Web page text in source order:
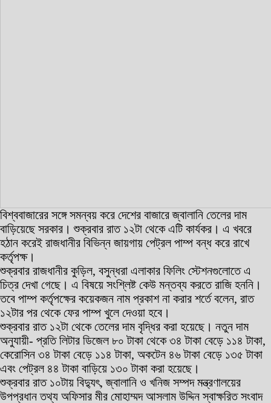
বিশ্ববাজারের সঙ্গে সমন্বয় করে দেশের বাজারে জ্বালানি তেলের দাম
বাড়িয়েছে সরকার। শুক্রবার রাত ১২টা থেকে এটি কার্যকর। এ খবরে
হঠান করেই রাজধানীর বিভিন্ন জায়গায় পেট্রল পাম্প বন্ধ করে রাখে
কর্তৃপক্ষ।
শুক্রবার রাজধানীর কুড়িল, বসুন্ধরা এলাকার ফিলিং স্টেশনগুলোতে এ
চিত্র দেখা গেছে। এ বিষয়ে সংশ্লিষ্ট কেউ মন্তব্য করতে রাজি হননি।
তবে পাম্প কর্তৃপক্ষের কয়েকজন নাম প্রকাশ না করার শর্তে বলেন, রাত
১২টার পর থেকে ফের পাম্প খুলে দেওয়া হবে।
শুক্রবার রাত ১২টা থেকে তেলের দাম বৃদ্ধির করা হয়েছে। নতুন দাম
অনুযায়ী- প্রতি লিটার ডিজেল ৮০ টাকা থেকে ৩৪ টাকা বেড়ে ১১৪ টাকা,
কেরোসিন ৩৪ টাকা বেড়ে ১১৪ টাকা, অকটেন ৪৬ টাকা বেড়ে ১৩৫ টাকা
এবং পেট্রল ৪৪ টাকা বাড়িয়ে ১৩০ টাকা করা হয়েছে।
শুক্রবার রাত ১০টায় বিদ্যুৎ, জ্বালানি ও খনিজ সম্পদ মন্ত্রণালয়ের
উপপ্রধান তথ্য অফিসার মীর মোহাম্মদ আসলাম উদ্দিন স্বাক্ষরিত সংবাদ